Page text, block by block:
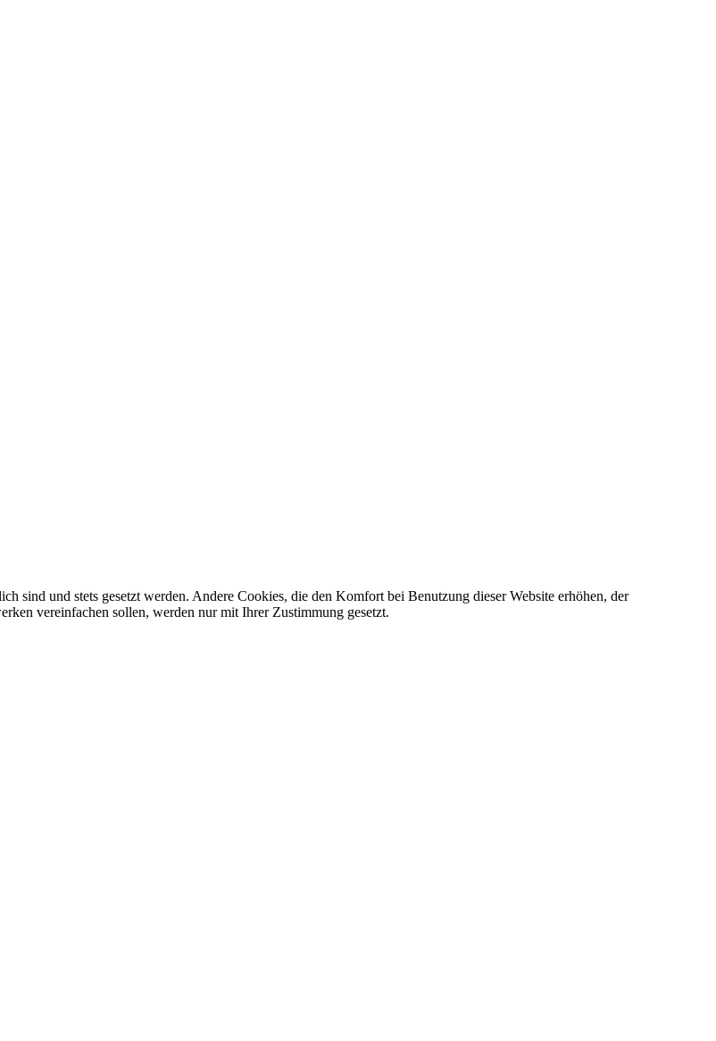
sind und stets gesetzt werden. Andere Cookies, die den Komfort bei Benutzung dieser Website erhöhen, der
vereinfachen sollen, werden nur mit Ihrer Zustimmung gesetzt.